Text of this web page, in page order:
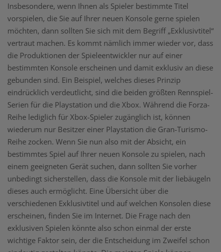
Insbesondere, wenn Ihnen als Spieler bestimmte Titel
vorspielen, die Sie auf Ihrer neuen Konsole gerne spielen
möchten, dann sollten Sie sich mit dem Begriff „Exklusivtitel“
vertraut machen. Es kommt nämlich immer wieder vor, dass
die Produktionen der Spieleentwickler nur auf einer
bestimmten Konsole erscheinen und damit exklusiv an diese
gebunden sind. Ein Beispiel, welches dieses Prinzip
eindrücklich verdeutlicht, sind die beiden größten Rennspiel-
Serien für die Playstation und die Xbox. Während die Forza-
Reihe lediglich für Xbox-Spieler zugänglich ist, können
wiederum nur Besitzer einer Playstation die Gran-Turismo-
Reihe zocken. Wenn Sie nun also mit der Absicht, ein
bestimmtes Spiel auf Ihrer neuen Konsole zu spielen, nach
einem geeigneten Gerät suchen, dann sollten Sie vorher
unbedingt sicherstellen, dass die Konsole mit der liebäugeln
dieses auch ermöglicht. Eine Übersicht über die
verschiedenen Exklusivtitel und auf welchen Konsolen diese
erscheinen, finden Sie im Internet. Die Frage nach den
exklusiven Spielen könnte also schon einmal der erste
wichtige Faktor sein, der die Entscheidung im Zweifel schon